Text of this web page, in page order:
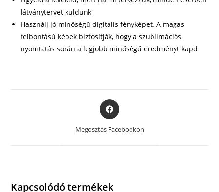
látványtervet küldünk
Használj jó minőségű digitális fényképet. A magas
felbontású képek biztosítják, hogy a szublimációs
nyomtatás során a legjobb minőségű eredményt kapd
Opens
in
new
Megosztás Facebookon
Kapcsolódó termékek